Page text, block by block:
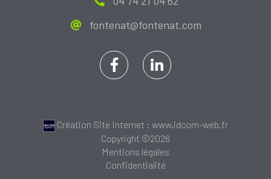
fontenat@fontenat.com
Création Site Internet : www.idcom-web.fr
Copyright ©2026
Mentions légales
Confidentialité